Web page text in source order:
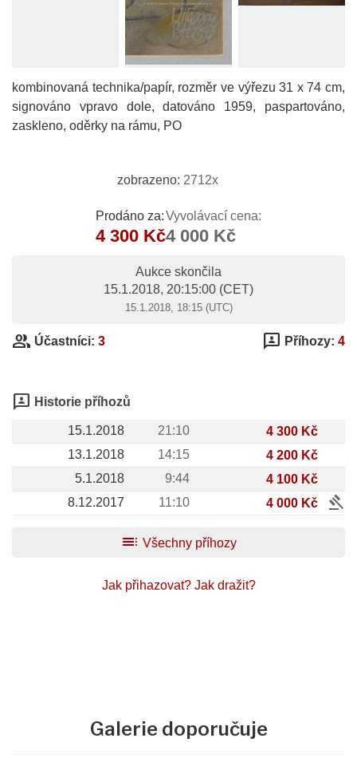
kombinovaná technika/papír, rozměr ve výřezu 31 x 74 cm,
signováno vpravo dole, datováno 1959, paspartováno,
zaskleno, oděrky na rámu, PO
zobrazeno: 2712x
Prodáno za:
4 300 Kč
Vyvolávací cena:
4 000 Kč
Aukce skončila
15.1.2018, 20:15:00 (CET)
15.1.2018, 18:15 (UTC)
group Účastníci: 3 3p Příhozy: 4
3p Historie příhozů
15.1.2018 21:10
4 300 Kč
13.1.2018
14:15
4 200 Kč
5.1.2018
9:44
4 100 Kč
8.12.2017
11:10 4 000 Kč
gavel
toc Všechny příhozy
Jak přihazovat? Jak dražit?
Galerie doporučuje